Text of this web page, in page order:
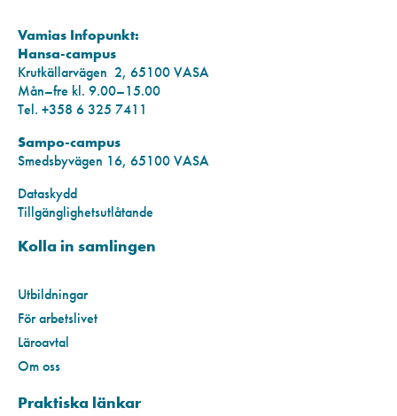
Vamias Infopunkt:
Hansa-campus
Krutkällarvägen 2, 65100 VASA
Mån–fre kl. 9.00–15.00
Tel. +358 6 325 7411
Sampo-campus
Smedsbyvägen 16, 65100 VASA
Dataskydd
Tillgänglighetsutlåtande
Kolla in samlingen
Utbildningar
För arbetslivet
Läroavtal
Om oss
Praktiska länkar